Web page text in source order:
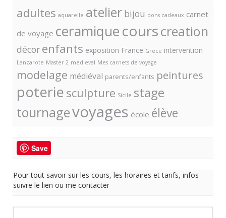
adultes aquarelle atelier bijou bons cadeaux carnet
de voyage ceramiquecourscreation
décor enfants exposition France Grece intervention
Lanzarote Master 2 medieval Mes carnets de voyage
modelage médiéval parents/enfants peintures
poterie sculpture Sicile stage
tournagevoyages école élève
Save
Pour tout savoir sur les cours, les horaires et tarifs, infos
suivre le lien ou me contacter